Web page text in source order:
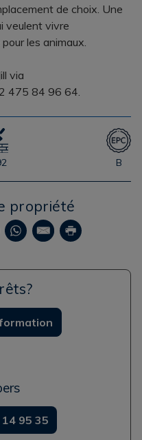
de choix. Une
veulent vivre
les animaux.
via
475 84 96 64.
B
propriété
95 35